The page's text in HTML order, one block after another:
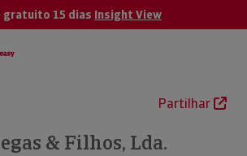
gratuito 15 dias Insight View
Partilhar
& Filhos, Lda.